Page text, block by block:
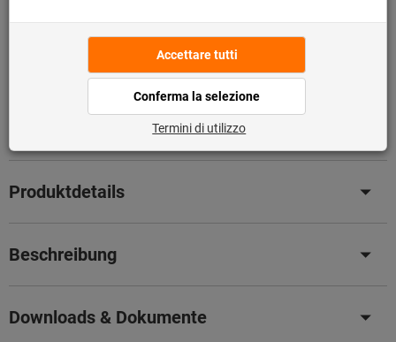
Beratung:
da er nicht Bestandteil unseres Hauptsortiments ist und
somit nicht bei uns auf Lager liegt.Infos
Artikel teilen
Produktdetails
Beschreibung
Downloads & Dokumente